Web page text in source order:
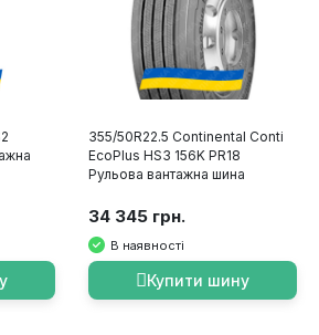
355/50R22.5 Continental Conti
EcoPlus HS3 156K PR18
Рульова вантажна шина
34 345 грн.
В наявності
Купити шину